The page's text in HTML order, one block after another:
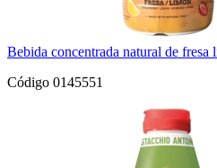
Bebida concentrada natural de
Código 0145551